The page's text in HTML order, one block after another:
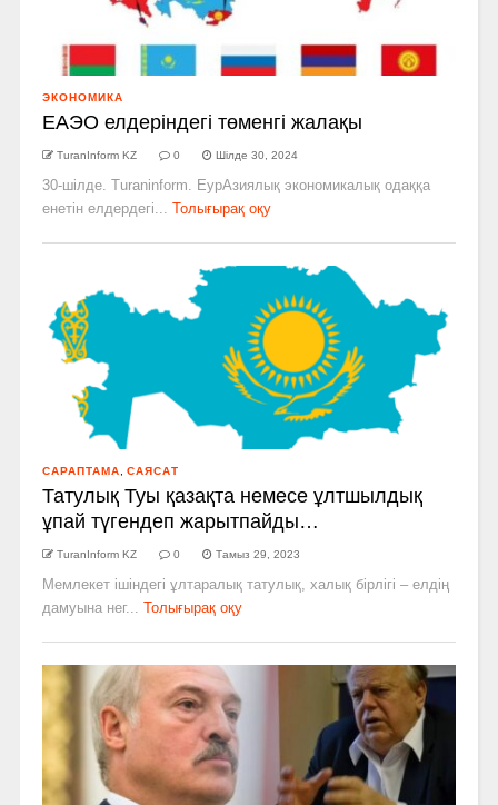
ЭКОНОМИКА
ЕАЭО елдеріндегі төменгі жалақы
TuranInform KZ 0 Шілде 30, 2024
30-шілде. Turaninform. ЕурАзиялық экономикалық одаққа
енетін елдердегі...
Толығырақ оқу
САРАПТАМА САЯСАТ
Татулық Туы қазақта немесе ұлтшылдық
ұпай түгендеп жарытпайды…
TuranInform KZ 0 Тамыз 29, 2023
Мемлекет ішіндегі ұлтаралық татулық, халық бірлігі – елдің
дамуына нег...
Толығырақ оқу